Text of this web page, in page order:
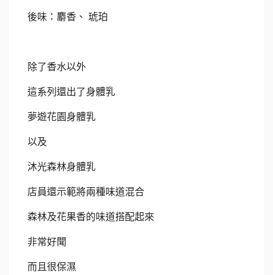
後味：麝香、 琥珀
除了香水以外
這系列還出了身體乳
夢遊花園身體乳
以及
沐光森林身體乳
店員還示範將兩種味道混合
森林及花果香的味道搭配起來
非常好聞
而且很保濕